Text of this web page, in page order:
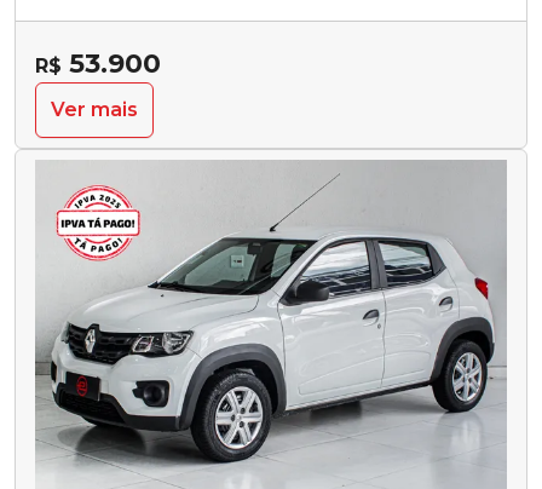
R$ 53.900
Ver mais